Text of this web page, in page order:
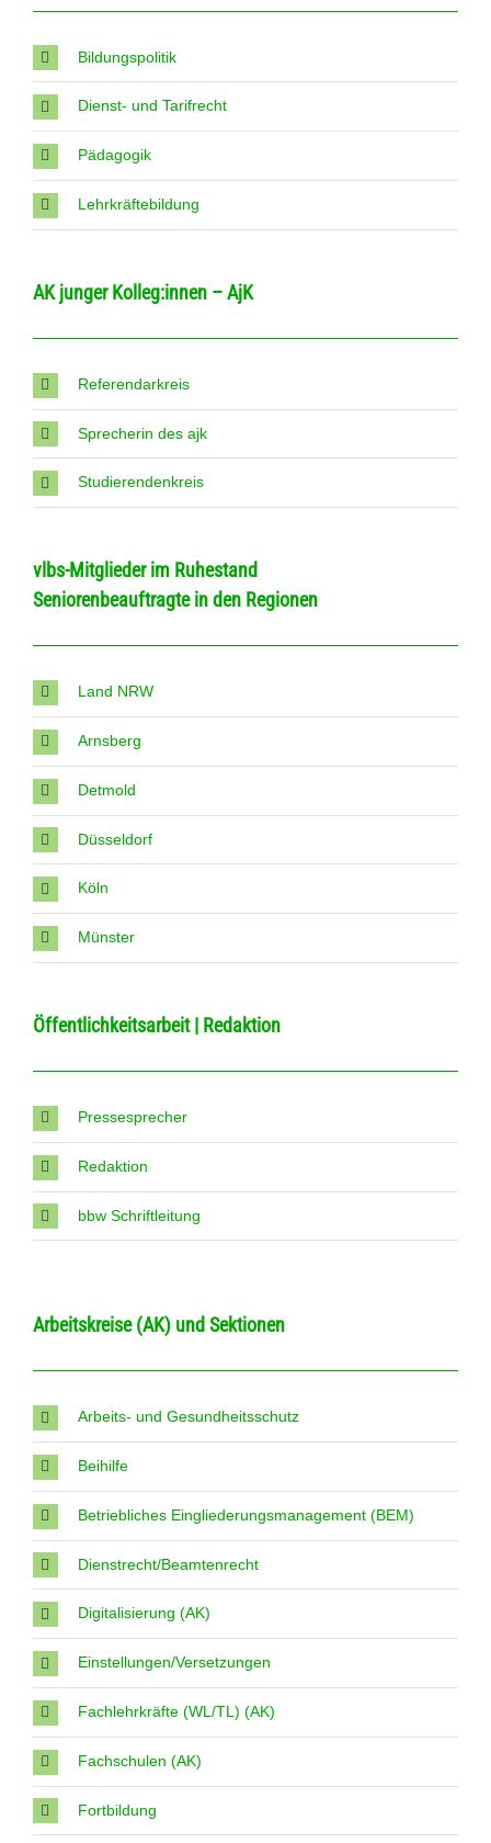
Bildungspolitik
Dienst- und Tarifrecht
Pädagogik
Lehrkräftebildung
AK junger Kolleg:innen – AjK
Referendarkreis
Sprecherin des ajk
Studierendenkreis
vlbs-Mitglieder im Ruhestand
Seniorenbeauftragte in den Regionen
Land NRW
Arnsberg
Detmold
Düsseldorf
Köln
Münster
Öffentlichkeitsarbeit | Redaktion
Pressesprecher
Redaktion
bbw Schriftleitung
Arbeitskreise (AK) und Sektionen
Arbeits- und Gesundheitsschutz
Beihilfe
Betriebliches Eingliederungsmanagement (BEM)
Dienstrecht/Beamtenrecht
Digitalisierung (AK)
Einstellungen/Versetzungen
Fachlehrkräfte (WL/TL) (AK)
Fachschulen (AK)
Fortbildung